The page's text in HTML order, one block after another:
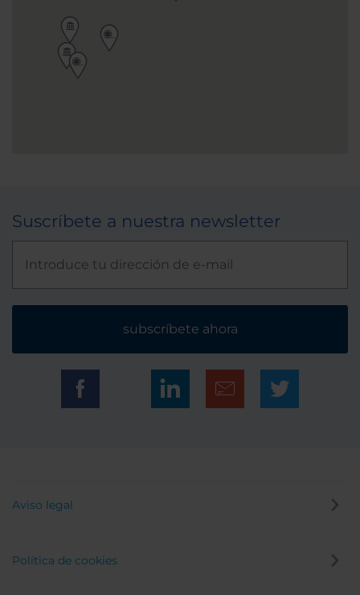
Suscríbete a nuestra newsletter
subscríbete ahora
Aviso legal
Política de cookies